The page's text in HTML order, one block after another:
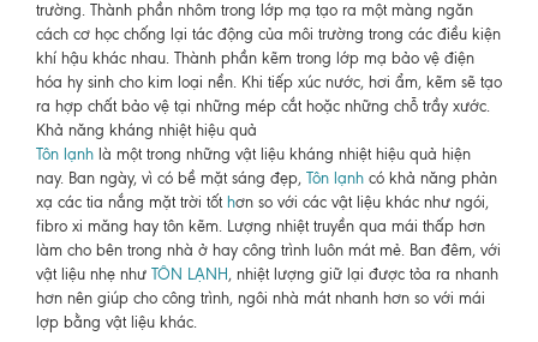
trường. Thành phần nhôm trong lớp mạ tạo ra một màng ngăn
cách cơ học chống lại tác động của môi trường trong các điều kiện
khí hậu khác nhau. Thành phần kẽm trong lớp mạ bảo vệ điện
hóa hy sinh cho kim loại nền. Khi tiếp xúc nước, hơi ẩm, kẽm sẽ tạo
ra hợp chất bảo vệ tại những mép cắt hoặc những chỗ trầy xước.
Khả năng kháng nhiệt hiệu quả
Tôn lạnh là một trong những vật liệu kháng nhiệt hiệu quả hiện
nay. Ban ngày, vì có bề mặt sáng đẹp, Tôn lạnh có khả năng phản
xạ các tia nắng mặt trời tốt hơn so với các vật liệu khác như ngói,
fibro xi măng hay tôn kẽm. Lượng nhiệt truyền qua mái thấp hơn
làm cho bên trong nhà ở hay công trình luôn mát mẻ. Ban đêm, với
vật liệu nhẹ như TÔN LẠNH , nhiệt lượng giữ lại được tỏa ra nhanh
hơn nên giúp cho công trình, ngôi nhà mát nhanh hơn so với mái
lợp bằng vật liệu khác.